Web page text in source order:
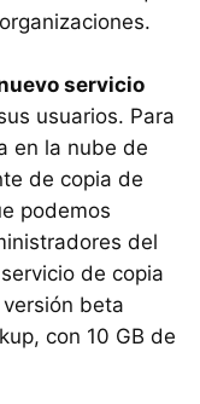
servicio
usuarios. Para
en la nube de
de copia de
podemos
del
de copia
beta
con 10 GB de